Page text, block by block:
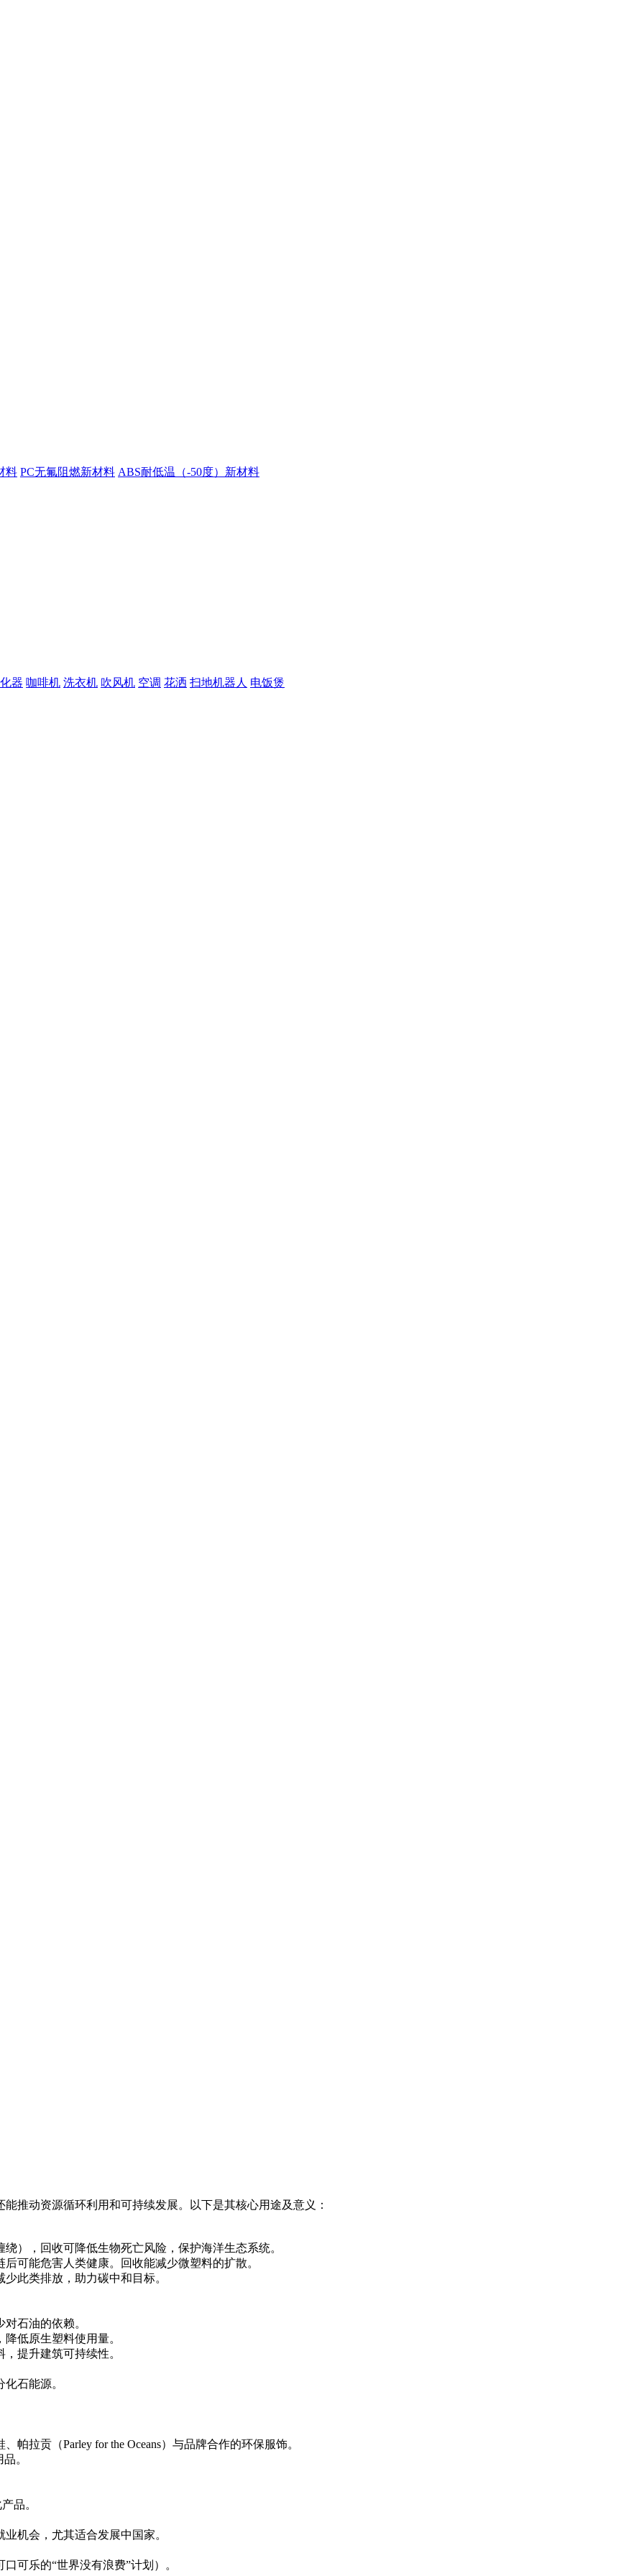
料 PC无氟阻燃新材料 ABS耐低温（-50度）新材料
器 咖啡机 洗衣机 吹风机 空调 花洒 扫地机器人 电饭煲
推动资源循环利用和可持续发展。以下是其核心用途及意义：
），回收可降低生物死亡风险，保护海洋生态系统。
可能危害人类健康。回收能减少微塑料的扩散。
此类排放，助力碳中和目标。
石油的依赖。
低原生塑料使用量。
提升建筑可持续性。
石能源。
拉贡（Parley for the Oceans）与品牌合作的环保服饰。
。
品。
机会，尤其适合发展中国家。
可乐的“世界没有浪费”计划）。